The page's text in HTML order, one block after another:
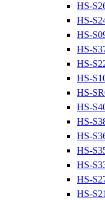
HS-
HS-
HS-
HS-
HS-
HS-
HS-
HS-
HS-
HS-
HS-
HS-
HS-
HS-